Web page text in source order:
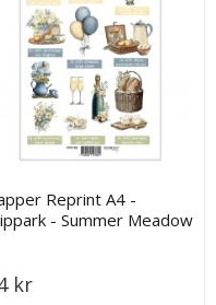
Reprint A4 -
- Summer Meadow
kr